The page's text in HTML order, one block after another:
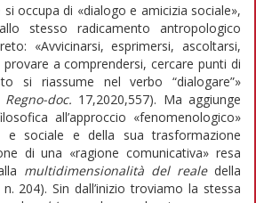
si occupa di «dialogo e amicizia sociale»,
stesso radicamento antropologico
«Avvicinarsi, esprimersi, ascoltarsi,
a comprendersi, cercare punti di
si riassume nel verbo “dialogare”»
Regno-doc. 17,2020,557). Ma aggiunge
all’approccio «fenomenologico»
e sociale e della sua trasformazione
di una «ragione comunicativa» resa
multidimensionalità del realedella
204). Sin dall’inizio troviamo la stessa